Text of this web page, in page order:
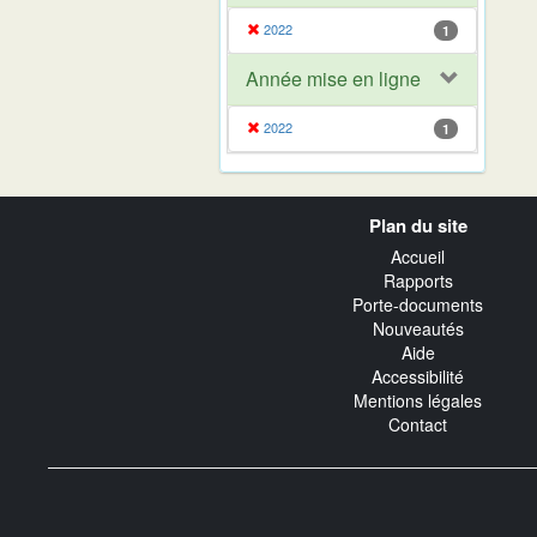
2022 1
Année mise en ligne
2022 1
Plan du site
Accueil
Rapports
Porte-documents
Nouveautés
Aide
Accessibilité
Mentions légales
Contact